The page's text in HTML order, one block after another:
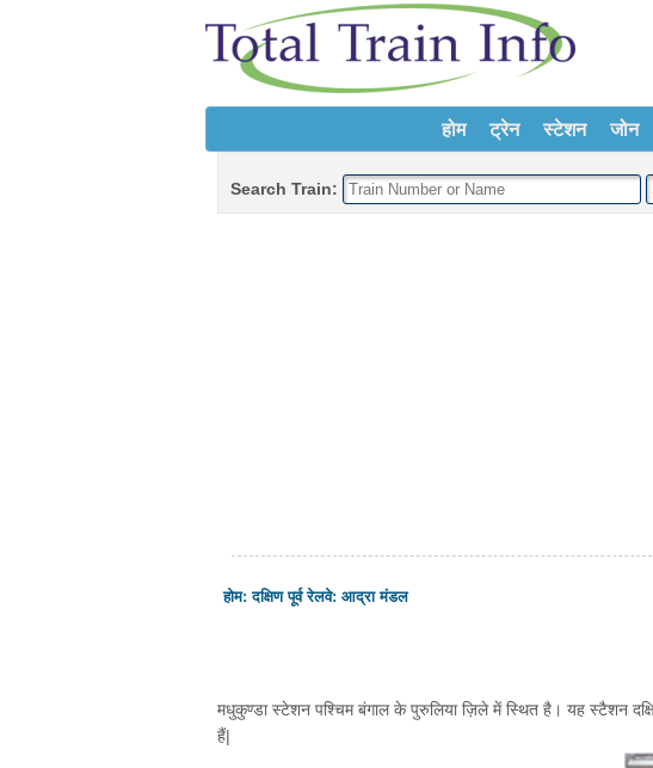
होम ट्रेन स्टेशन जोन
Search Train:
होम:दक्षिण पूर्व रेलवे: आद्रा मंडल
मधुकुण्डा स्टेशन पश्चिम बंगाल के पुरुलिया ज़िले में स्थित है। यह स्टैशन
हैं|